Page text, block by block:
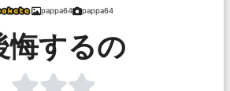
pappa64 pappa64
悔するの